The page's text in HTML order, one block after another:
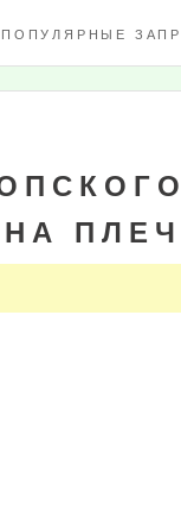
ПОПУЛЯРНЫЕ